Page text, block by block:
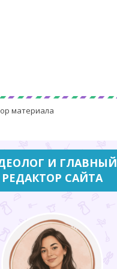
материала
И ГЛАВНЫЙ
РЕДАКТОР САЙТА